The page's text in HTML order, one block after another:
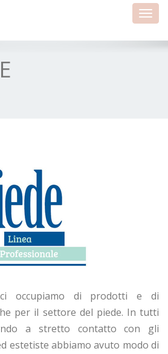
occupiamo di prodotti e di
per il settore del piede. In tutti
a stretto contatto con gli
estetiste abbiamo avuto modo di